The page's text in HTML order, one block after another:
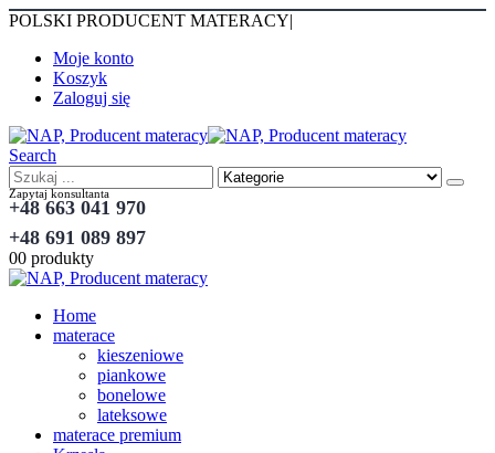
POLSKI PRODUCENT MATERACY|
Moje konto
Koszyk
Zaloguj się
Search
Zapytaj konsultanta
+48 663 041 970
+48 691 089 897
00 produkty
Home
materace
kieszeniowe
piankowe
bonelowe
lateksowe
materace premium